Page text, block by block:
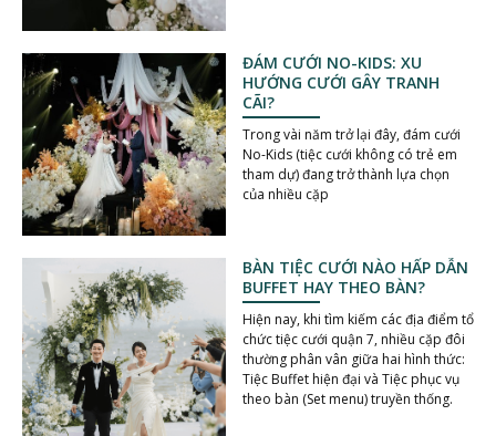
ĐÁM CƯỚI NO-KIDS: XU
HƯỚNG CƯỚI GÂY TRANH
CÃI?
Trong vài năm trở lại đây, đám cưới
No-Kids (tiệc cưới không có trẻ em
tham dự) đang trở thành lựa chọn
của nhiều cặp
BÀN TIỆC CƯỚI NÀO HẤP DẪN
BUFFET HAY THEO BÀN?
Hiện nay, khi tìm kiếm các địa điểm tổ
chức tiệc cưới quận 7, nhiều cặp đôi
thường phân vân giữa hai hình thức:
Tiệc Buffet hiện đại và Tiệc phục vụ
theo bàn (Set menu) truyền thống.